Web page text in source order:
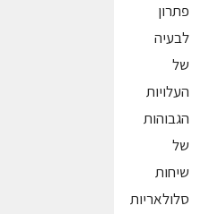
פתרון
לבעיה
של
העלויות
הגבוהות
של
שיחות
סלולאריות